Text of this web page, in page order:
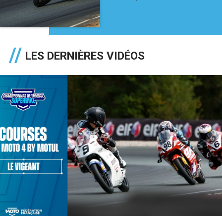
LES DERNIÈRES VIDÉOS